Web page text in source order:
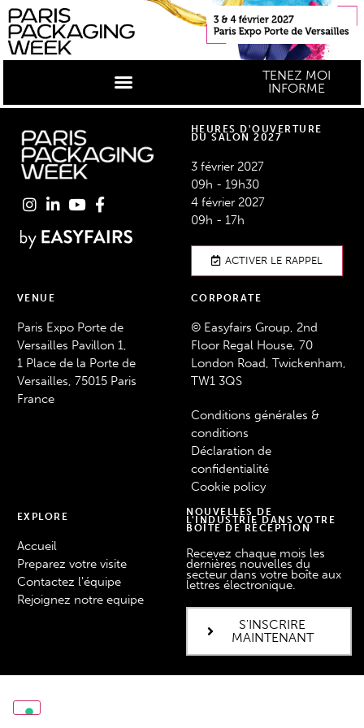
TENEZ MOI
INFORME
HEURES D'OUVERTURE
DU SALON 2027
3 février 2027
09h - 19h30
4 février 2027
09h - 17h
ACTIVER LE RAPPEL
VENUE
Paris Expo Porte de
Versailles Pavillon 1,
1 Place de la Porte de
Versailles, 75015 Paris
France
CORPORATE
© Easyfairs Group, 2nd
Floor Regal House, 70
London Road, Twickenham,
TW1 3QS
Conditions générales &
conditions
Déclaration de
confidentialité
Cookie policy
EXPLORE
Accueil
Preparez votre visite
Contactez l'équipe
Rejoignez notre equipe
NOUVELLES DE
L'INDUSTRIE DANS VOTRE
BOÎTE DE RÉCEPTION
Recevez chaque mois les
dernières nouvelles du
secteur dans votre boîte aux
lettres électronique.
S'INSCRIRE
MAINTENANT